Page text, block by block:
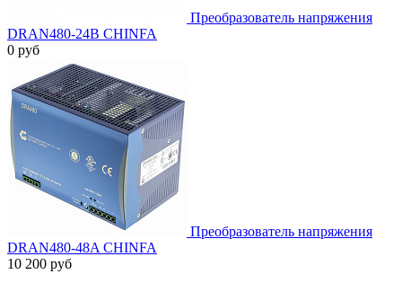
Преобразователь напряжения
DRAN480-24B CHINFA
0 руб
Преобразователь напряжения
DRAN480-48A CHINFA
10 200 руб